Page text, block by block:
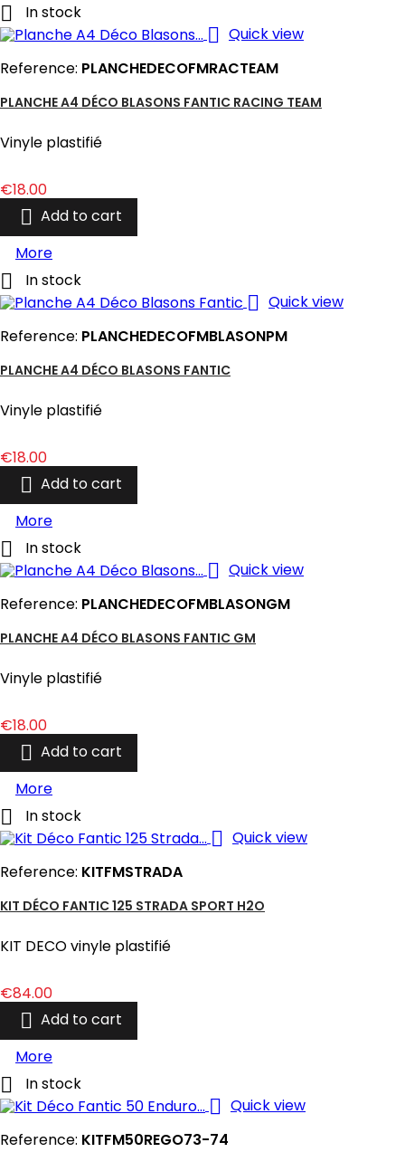
 In stock
 Quick view
Reference: PLANCHEDECOFMRACTEAM
PLANCHE A4 DÉCO BLASONS FANTIC RACING TEAM
Vinyle plastifié
Price
€18.00
 Add to cart
More
 In stock
 Quick view
Reference: PLANCHEDECOFMBLASONPM
PLANCHE A4 DÉCO BLASONS FANTIC
Vinyle plastifié
Price
€18.00
 Add to cart
More
 In stock
 Quick view
Reference: PLANCHEDECOFMBLASONGM
PLANCHE A4 DÉCO BLASONS FANTIC GM
Vinyle plastifié
Price
€18.00
 Add to cart
More
 In stock
 Quick view
Reference: KITFMSTRADA
KIT DÉCO FANTIC 125 STRADA SPORT H2O
KIT DECO vinyle plastifié
Price
€84.00
 Add to cart
More
 In stock
 Quick view
Reference: KITFM50REGO73-74